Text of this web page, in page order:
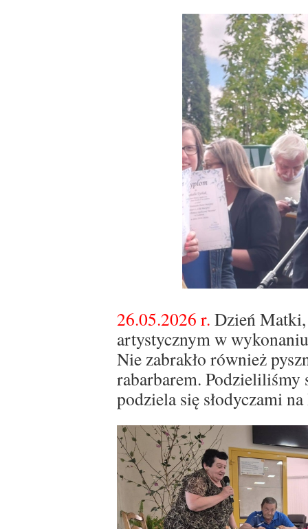
26.05.2026 r. Dzień
artystycznym w
Nie zabrakło również
rabarbarem.
podziela się słodyczami